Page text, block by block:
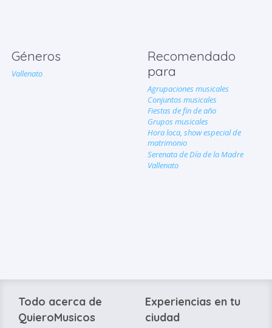
Géneros
Vallenato
Recomendado
para
Agrupaciones musicales
Conjuntos musicales
Fiestas de fin de año
Grupos musicales
Hora loca, show especial de
matrimonio
Serenata de Día de la Madre
Vallenato
Todo acerca de
QuieroMusicos
Experiencias en tu
ciudad